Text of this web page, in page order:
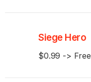
Siege Hero
$0.99 -> Free